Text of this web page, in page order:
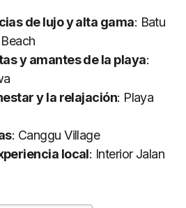
de lujo y alta gama: Batu
y amantes de la playa:
y la relajación: Playa
: Canggu Village
local: Interior Jalan